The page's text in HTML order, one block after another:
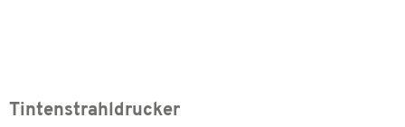
Tintenstrahldrucker